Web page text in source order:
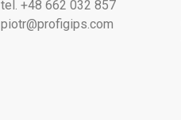
tel. +48 662 032 857
piotr@profigips.com